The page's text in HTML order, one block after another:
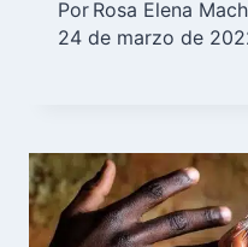
Por Rosa Elena
24 de marzo de